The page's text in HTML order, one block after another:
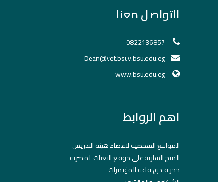
التواصل معنا
0822136857
Dean@vet.bsuv.bsu.edu.eg
www.bsu.edu.eg
اهم الروابط
المواقع الشخصية لاعضاء هيئة التدريس
المنح السارية على موقع البعثات المصرية
حجز فندق قاعة المؤتمرات